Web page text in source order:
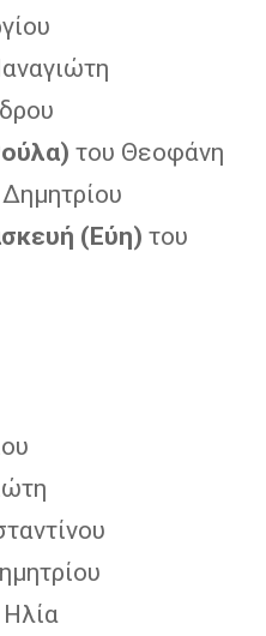
του Θεοφάνη
(Εύη) του